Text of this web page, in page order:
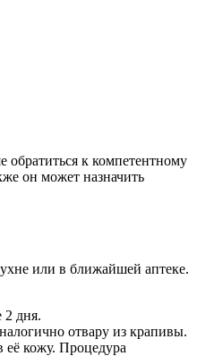
обратиться к компетентному
он может назначить
или в ближайшей аптеке.
2 дня.
отвару из крапивы.
её кожу. Процедура